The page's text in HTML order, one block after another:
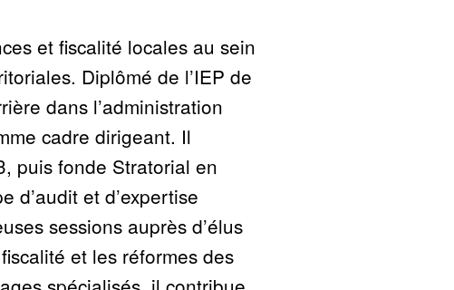
et fiscalité locales au sein
Diplômé de l’IEP de
dans l’administration
cadre dirigeant. Il
puis fonde Stratorial en
d’audit et d’expertise
sessions auprès d’élus
et les réformes des